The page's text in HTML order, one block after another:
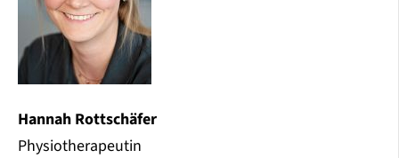
Hannah Rottschäfer
Physiotherapeutin